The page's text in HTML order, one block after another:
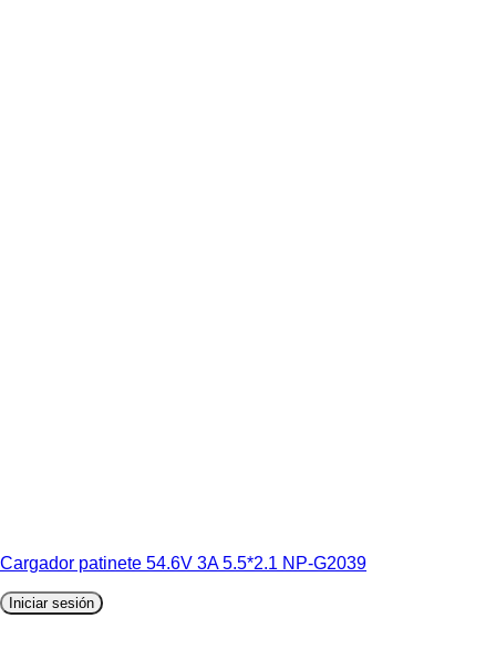
Cargador patinete 54.6V 3A 5.5*2.1 NP-G2039
Iniciar sesión